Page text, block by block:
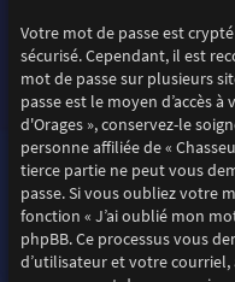
Votre mot de passe est
sécurisé. Cependant, il est
mot de passe sur plusieurs
passe est le moyen d’accès
d'Orages », conservez-le
personne affiliée de «
tierce partie ne peut vous
passe. Si vous oubliez votre
fonction « J’ai oublié mon
phpBB. Ce processus vous
d’utilisateur et votre